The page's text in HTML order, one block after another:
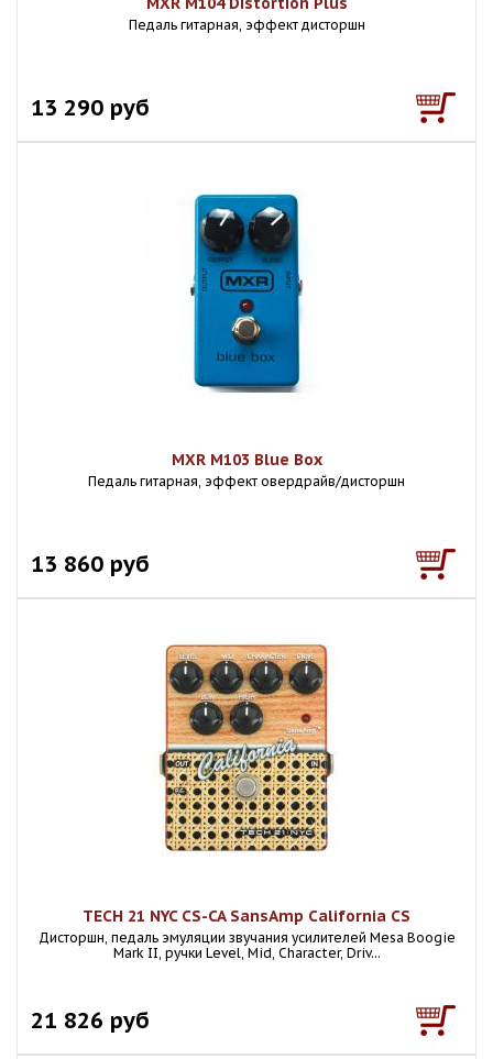
Педаль гитарная, эффект дисторшн
13 290 руб
MXR M103 Blue Box
Педаль гитарная, эффект овердрайв/дисторшн
13 860 руб
TECH 21 NYC CS-CA SansAmp California CS
Дисторшн, педаль эмуляции звучания усилителей Mesa Boogie
Mark II, ручки Level, Mid, Character, Driv...
21 826 руб